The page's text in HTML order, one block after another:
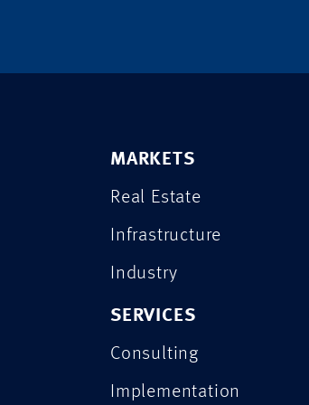
MARKETS
Real Estate
Infrastructure
Industry
SERVICES
Consulting
Implementation